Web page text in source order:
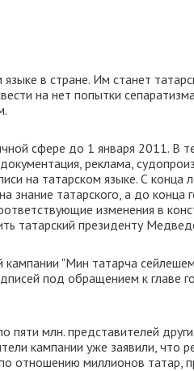
в стране. Им станет
на нет попытки
сфере до 1 января 2011. В
реклама,
на татарском языке. С конца
знание татарского, а до конца
изменения в
татарский президенту
кампании "Мин татарча
под обращением к главе
пяти млн. представителей
кампании уже заявили, что
отношению миллионов татар,